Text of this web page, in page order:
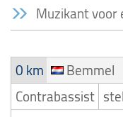
Muzikant voor
0 km Bemmel
Contrabassist